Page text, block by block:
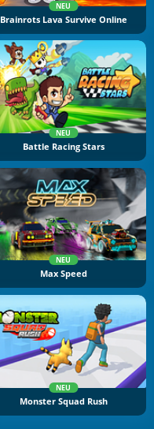
NEU
Brainrots Lava Survive Online
NEU
Battle Racing Stars
NEU
Max Speed
NEU
Monster Squad Rush